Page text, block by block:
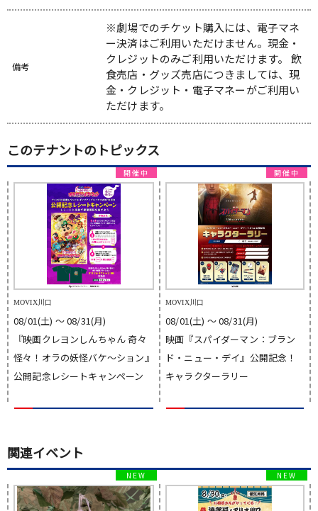
備考
※劇場でのチケット購入には、電子マネ
ー決済はご利用いただけません。現金・
クレジットのみご利用いただけます。 飲
食売店・グッズ売店につきましては、現
金・クレジット・電子マネーがご利用い
ただけます。
このテナントのトピックス
MOVIX川口
08/01(土) 〜 08/31(月)
『映画クレヨンしんちゃん 奇々
怪々！オラの妖怪バケ～ション』
公開記念レシートキャンペーン
MOVIX川口
08/01(土) 〜 08/31(月)
映画『スパイダーマン：ブラン
ド・ニュー・デイ』公開記念！
キャラクターラリー
関連イベント